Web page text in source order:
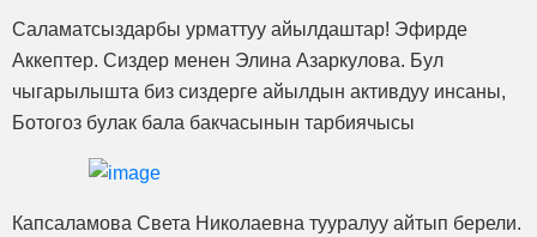
Саламатсыздарбы урматтуу айылдаштар! Эфирде
Аккептер. Сиздер менен Элина Азаркулова. Бул
чыгарылышта биз сиздерге айылдын активдуу инсаны,
Ботогоз булак бала бакчасынын тарбиячысы
Капсаламова Света Николаевна тууралуу айтып берели.